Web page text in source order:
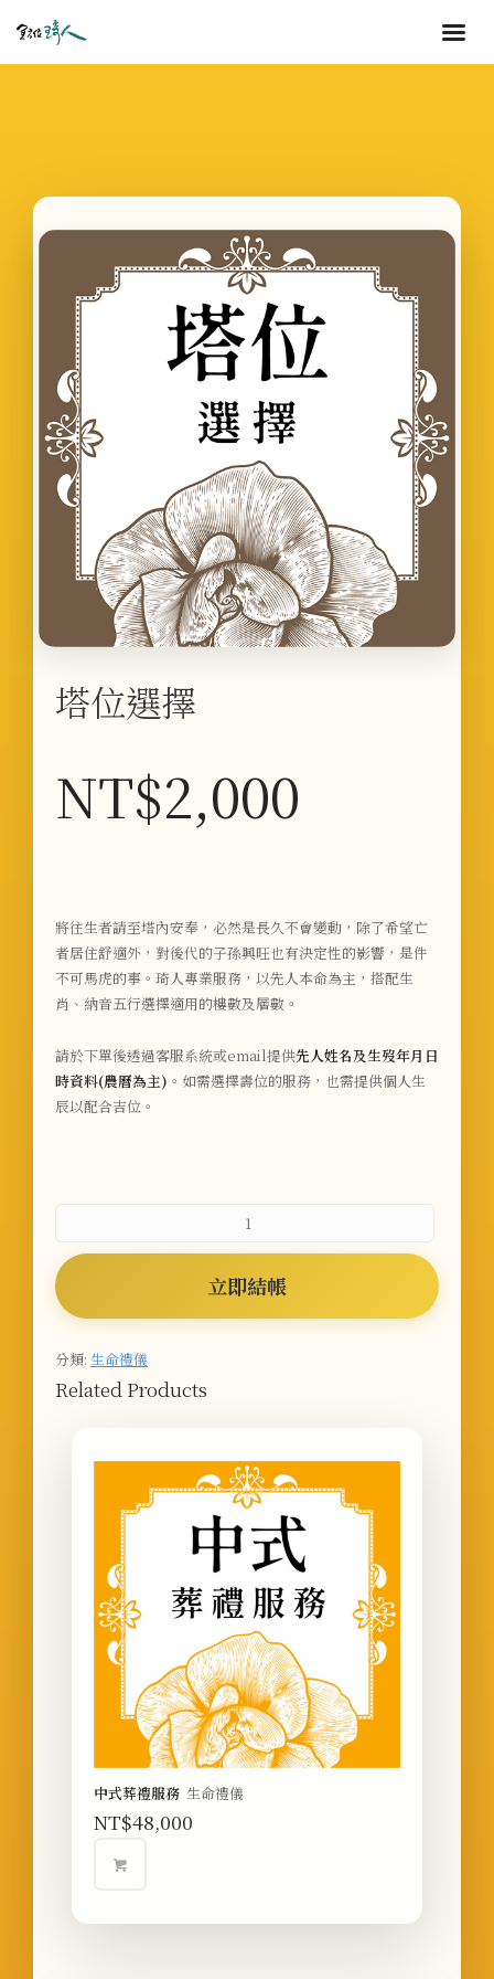
塔位選擇
NT$2,000
將往生者請至塔內安奉，必然是長久不會變動，除了希望亡
者居住舒適外，對後代的子孫興旺也有決定性的影響，是件
不可馬虎的事。琦人專業服務， 以先人本命為主，搭配生
肖、納音五行選擇適用的樓數及層數。
請於下單後透過客服系統或email提供先人姓名及生歿年月日
時資料(農曆為主) 。 如需選擇壽位的服務，也需提供個人生
辰以配合吉位。
立即結帳
分類: 生命禮儀
Related Products
中式葬禮服務 生命禮儀
NT$48,000